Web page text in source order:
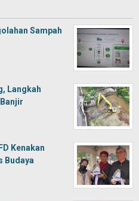
Sampah
Langkah
Kenakan
Budaya